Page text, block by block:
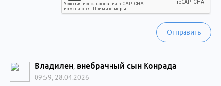
Отправить
Владилен, внебрачный сын Конрада
09:59, 28.04.2026